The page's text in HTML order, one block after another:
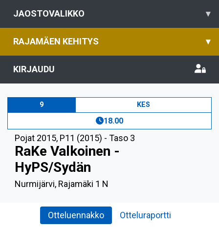
JAOSTOVALIKKO ▾
RAJAMÄEN KEHITYS ▾
KIRJAUDU
9 KES
18.00
Pojat 2015, P11 (2015) - Taso 3
RaKe Valkoinen -
HyPS/Sydän
Nurmijärvi, Rajamäki 1 N
Otteluennakko Otteluraportti